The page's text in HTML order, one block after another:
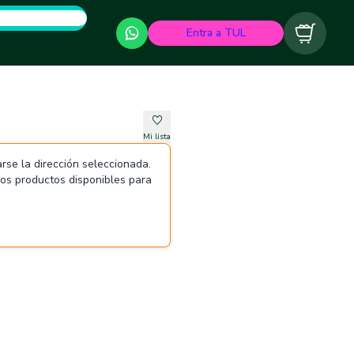
Entra a TUL Carrito
Mi lista
la dirección seleccionada.
productos disponibles para